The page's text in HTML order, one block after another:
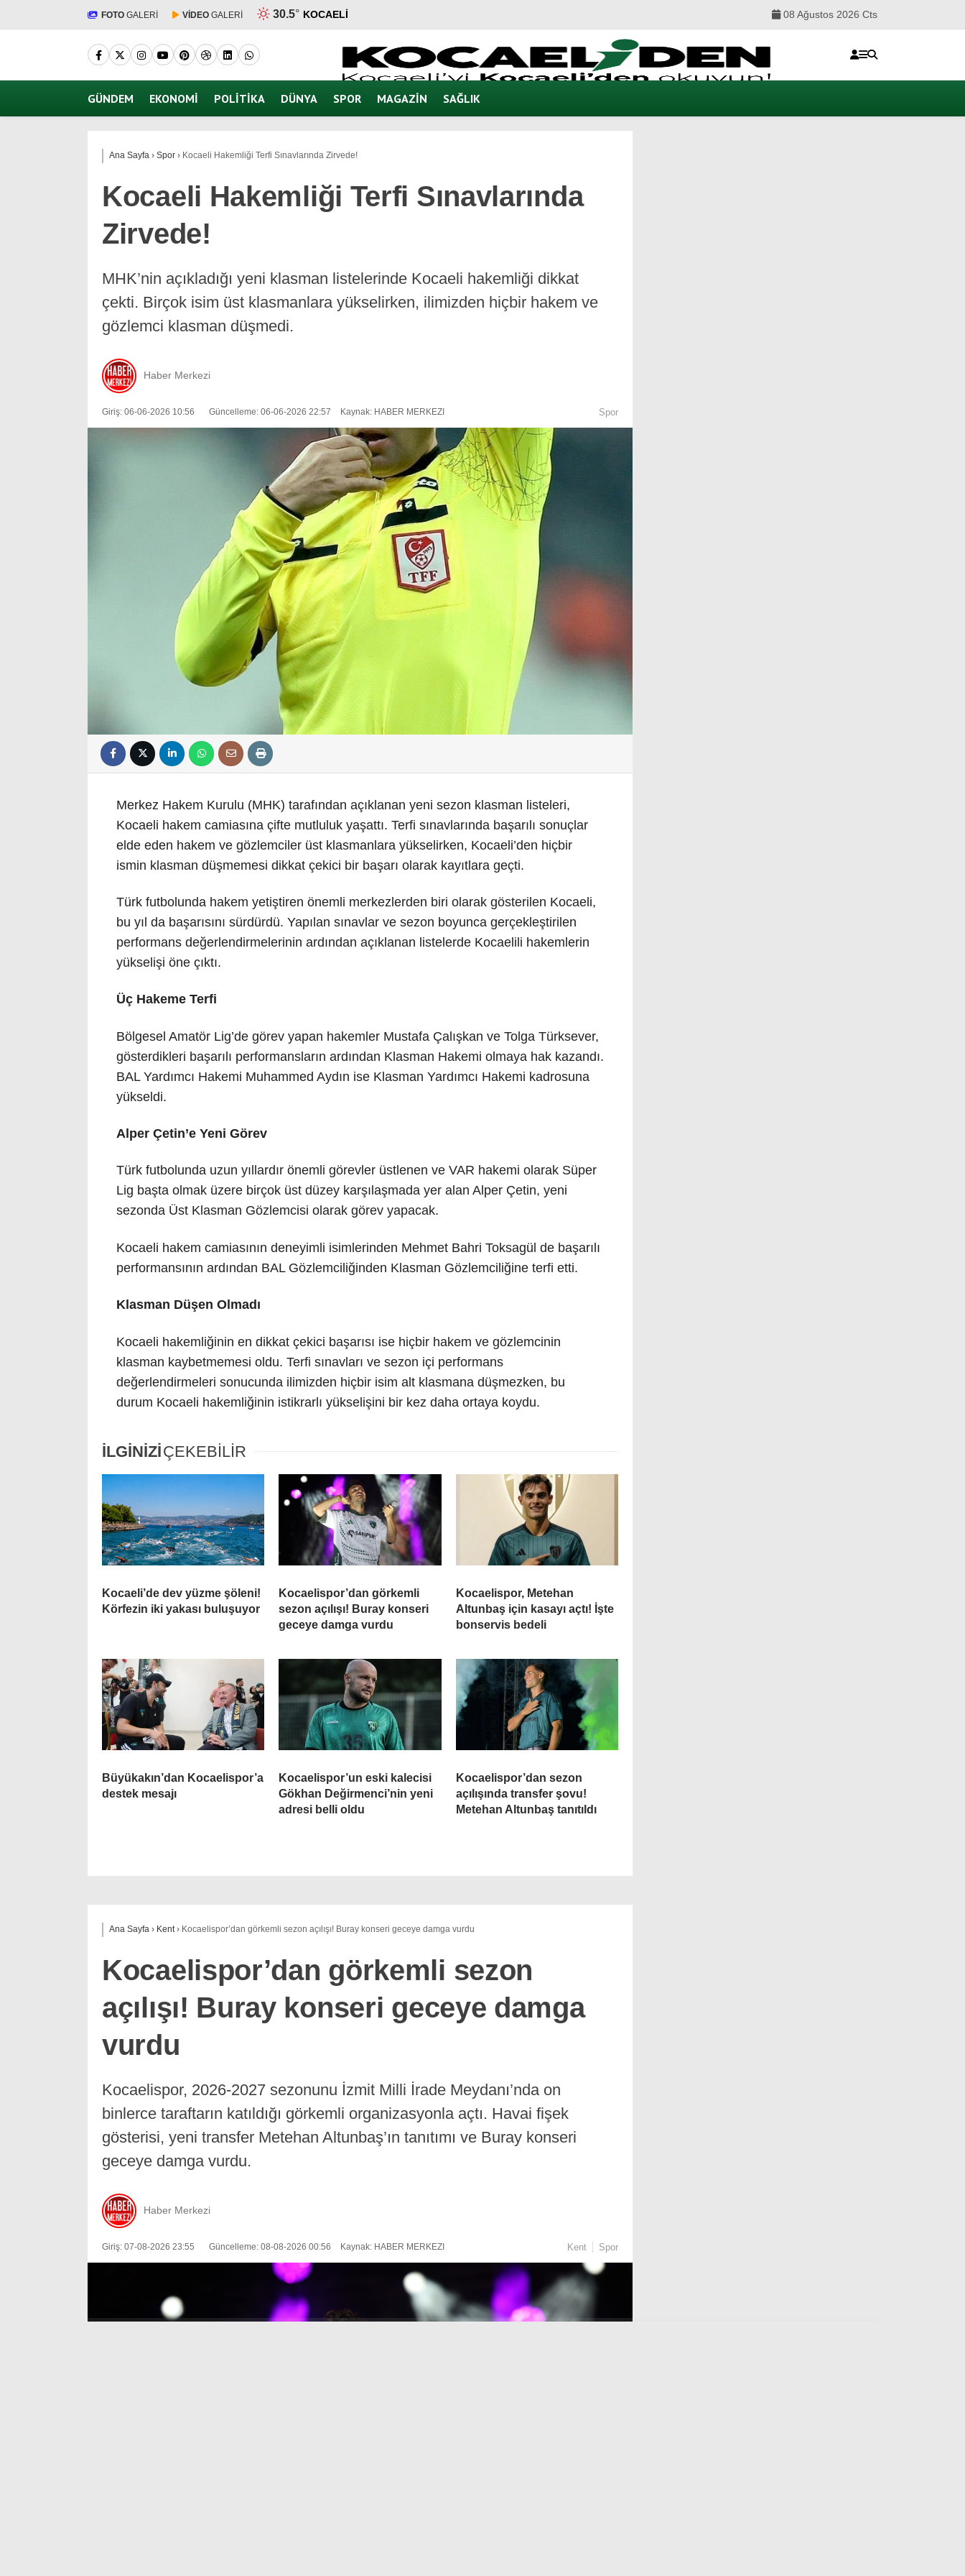
FOTO GALERİ VİDEO GALERİ 30.5° KOCAELI 08 Ağustos 2026 Cts
GÜNDEM EKONOMI POLITIKA DÜNYA SPOR MAGAZIN SAĞLIK
Ana Sayfa › Spor › Kocaeli Hakemliği Terfi Sınavlarında Zirvede!
Kocaeli Hakemliği Terfi Sınavlarında
Zirvede!
MHK’nin açıkladığı yeni klasman listelerinde Kocaeli hakemliği dikkat
çekti. Birçok isim üst klasmanlara yükselirken, ilimizden hiçbir hakem ve
gözlemci klasman düşmedi.
Haber Merkezi
Giriş: 06-06-2026 10:56 Güncelleme: 06-06-2026 22:57 Kaynak: HABER MERKEZI Spor
Merkez Hakem Kurulu (MHK) tarafından açıklanan yeni sezon klasman listeleri,
Kocaeli hakem camiasına çifte mutluluk yaşattı. Terfi sınavlarında başarılı sonuçlar
elde eden hakem ve gözlemciler üst klasmanlara yükselirken, Kocaeli’den hiçbir
ismin klasman düşmemesi dikkat çekici bir başarı olarak kayıtlara geçti.
Türk futbolunda hakem yetiştiren önemli merkezlerden biri olarak gösterilen Kocaeli,
bu yıl da başarısını sürdürdü. Yapılan sınavlar ve sezon boyunca gerçekleştirilen
performans değerlendirmelerinin ardından açıklanan listelerde Kocaelili hakemlerin
yükselişi öne çıktı.
Üç Hakeme Terfi
Bölgesel Amatör Lig’de görev yapan hakemler Mustafa Çalışkan ve Tolga Türksever,
gösterdikleri başarılı performansların ardından Klasman Hakemi olmaya hak kazandı.
BAL Yardımcı Hakemi Muhammed Aydın ise Klasman Yardımcı Hakemi kadrosuna
yükseldi.
Alper Çetin’e Yeni Görev
Türk futbolunda uzun yıllardır önemli görevler üstlenen ve VAR hakemi olarak Süper
Lig başta olmak üzere birçok üst düzey karşılaşmada yer alan Alper Çetin, yeni
sezonda Üst Klasman Gözlemcisi olarak görev yapacak.
Kocaeli hakem camiasının deneyimli isimlerinden Mehmet Bahri Toksagül de başarılı
performansının ardından BAL Gözlemciliğinden Klasman Gözlemciliğine terfi etti.
Klasman Düşen Olmadı
Kocaeli hakemliğinin en dikkat çekici başarısı ise hiçbir hakem ve gözlemcinin
klasman kaybetmemesi oldu. Terfi sınavları ve sezon içi performans
değerlendirmeleri sonucunda ilimizden hiçbir isim alt klasmana düşmezken, bu
durum Kocaeli hakemliğinin istikrarlı yükselişini bir kez daha ortaya koydu.
İLGİNİZİÇEKEBİLİR
Kocaeli’de dev yüzme şöleni!
Körfezin iki yakası buluşuyor
Kocaelispor’dan görkemli
sezon açılışı! Buray konseri
geceye damga vurdu
Kocaelispor, Metehan
Altunbaş için kasayı açtı! İşte
bonservis bedeli
Büyükakın’dan Kocaelispor’a
destek mesajı
Kocaelispor’un eski kalecisi
Gökhan Değirmenci’nin yeni
adresi belli oldu
Kocaelispor’dan sezon
açılışında transfer şovu!
Metehan Altunbaş tanıtıldı
Ana Sayfa › Kent› Kocaelispor’dan görkemli sezon açılışı! Buray konseri geceye damga vurdu
Kocaelispor’dan görkemli sezon
açılışı! Buray konseri geceye damga
vurdu
Kocaelispor, 2026-2027 sezonunu İzmit Milli İrade Meydanı’nda on
binlerce taraftarın katıldığı görkemli organizasyonla açtı. Havai fişek
gösterisi, yeni transfer Metehan Altunbaş’ın tanıtımı ve Buray konseri
geceye damga vurdu.
Haber Merkezi
Giriş: 07-08-2026 23:55 Güncelleme: 08-08-2026 00:56 Kaynak: HABER MERKEZI Kent Spor